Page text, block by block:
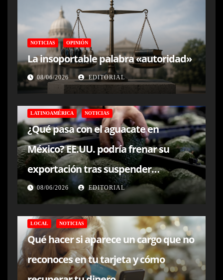
NOTICIAS OPINIÓN
La insoportable palabra «autoridad»
08/06/2026 EDITORIAL
LATINOAMÉRICA NOTICIAS
¿Qué pasa con el aguacate en
México? EE.UU. podría frenar su
exportación tras suspender
inspecciones en Michoacán
08/06/2026 EDITORIAL
LOCAL NOTICIAS
Qué hacer si aparece un cargo que no
reconoces en tu tarjeta y cómo